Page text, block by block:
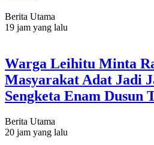
Berita Utama
19 jam yang lalu
Warga Leihitu Minta
Masyarakat Adat Jadi
Sengketa Enam Dusun
Berita Utama
20 jam yang lalu